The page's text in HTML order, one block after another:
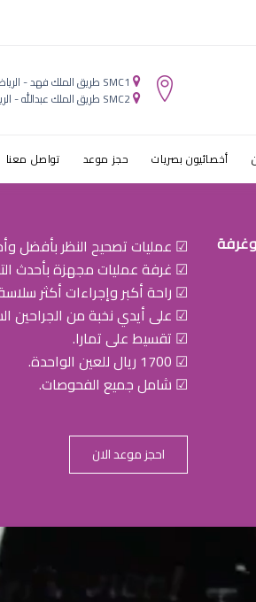
SMC1 طريق الملك فهد - الرياض
SMC2 طريق الملك عبدالله - الرياض
أخصائيون بصريات حجز موعد تواصل معنا
☑ عمليات تصحيح النظر بأفضل
☑ غرفة عمليات مجهزة بأحدث
☑ راحة أكبر وإجراءات أكثر
☑ على أيدي نخبة من الجراحين
☑ تقسيط على تمارا.
☑ 1700 ريال للعين الواحدة.
☑ شامل جميع الفحوصات.
احجز موعد الان